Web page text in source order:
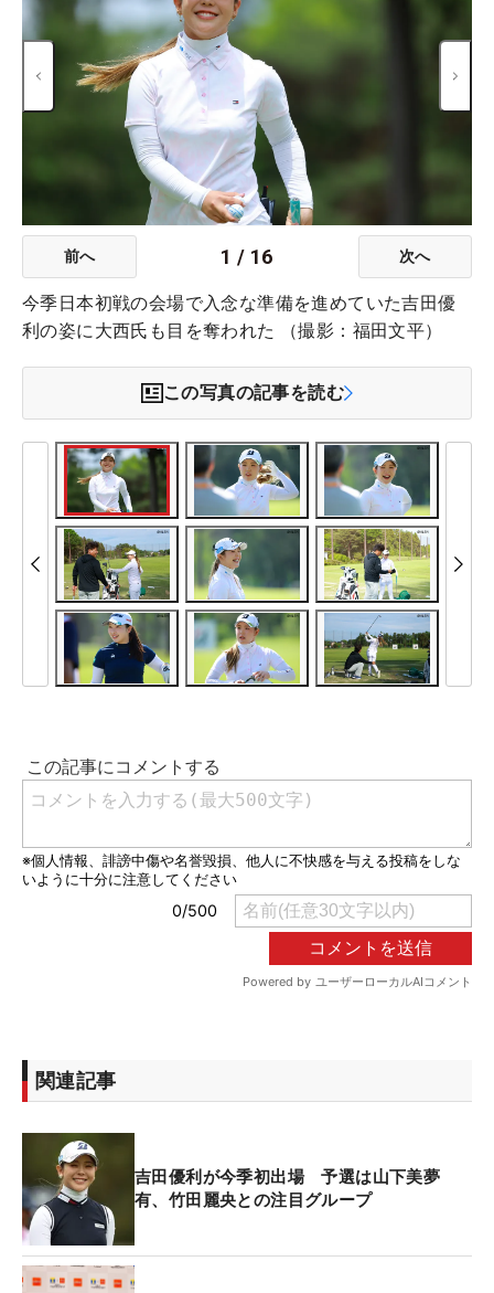
前へ 1 / 16 次へ
今季日本初戦の会場で入念な準備を進めていた吉田優
利の姿に大西氏も目を奪われた （撮影：福田文平）
この写真の記事を読む
関連記事
吉田優利が今季初出場 予選は山下美夢
有、竹田麗央との注目グループ